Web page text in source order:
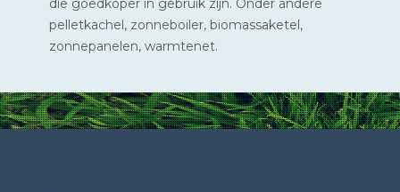
pelletkachel, zonneboiler, biomassaketel,
zonnepanelen, warmtenet.